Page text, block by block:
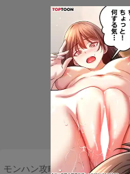
モンハン攻略まとめ隊 >攻略 >